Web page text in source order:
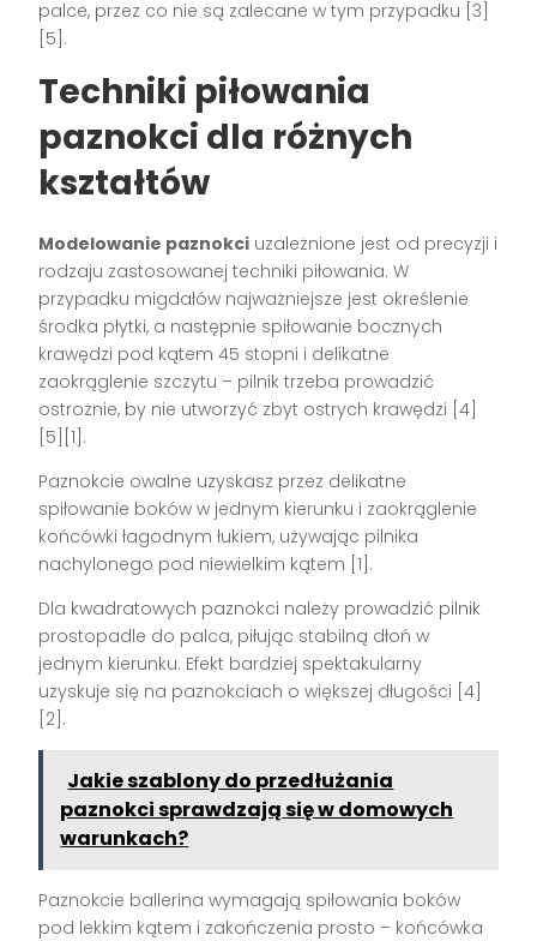
palce, przez co nie są zalecane w tym przypadku [3]
[5].
Techniki piłowania
paznokci dla różnych
kształtów
Modelowanie paznokci uzależnione jest od precyzji i
rodzaju zastosowanej techniki piłowania. W
przypadku migdałów najważniejsze jest określenie
środka płytki, a następnie spiłowanie bocznych
krawędzi pod kątem 45 stopni i delikatne
zaokrąglenie szczytu – pilnik trzeba prowadzić
ostrożnie, by nie utworzyć zbyt ostrych krawędzi [4]
[5][1].
Paznokcie owalne uzyskasz przez delikatne
spiłowanie boków w jednym kierunku i zaokrąglenie
końcówki łagodnym łukiem, używając pilnika
nachylonego pod niewielkim kątem [1].
Dla kwadratowych paznokci należy prowadzić pilnik
prostopadle do palca, piłując stabilną dłoń w
jednym kierunku. Efekt bardziej spektakularny
uzyskuje się na paznokciach o większej długości [4]
[2].
Jakie szablony do przedłużania
paznokci sprawdzają się w domowych
warunkach?
Paznokcie ballerina wymagają spiłowania boków
pod lekkim kątem i zakończenia prosto – końcówka